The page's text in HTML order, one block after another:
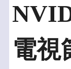
電視